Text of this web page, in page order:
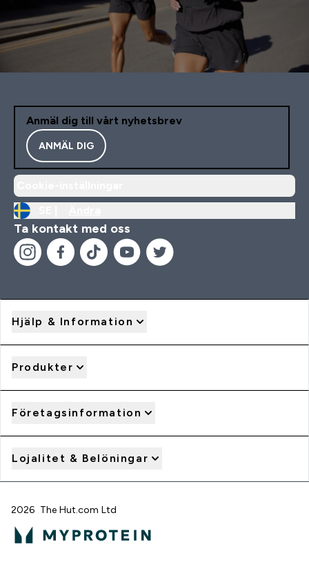
Anmäl dig till vårt nyhetsbrev
ANMÄL DIG
Ta kontakt med oss
Hjälp & Information
Produkter
Företagsinformation
Lojalitet & Belöningar
2026 The Hut.com Ltd